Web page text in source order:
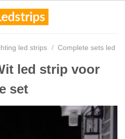
led strips / Complete sets led
led strip voor
set